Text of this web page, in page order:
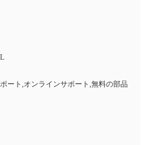
ート,オンラインサポート,無料の部品